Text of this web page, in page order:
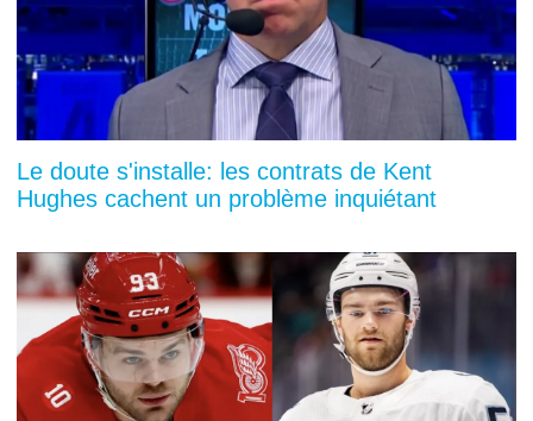
Le doute s'installe: les contrats de Kent
Hughes cachent un problème inquiétant